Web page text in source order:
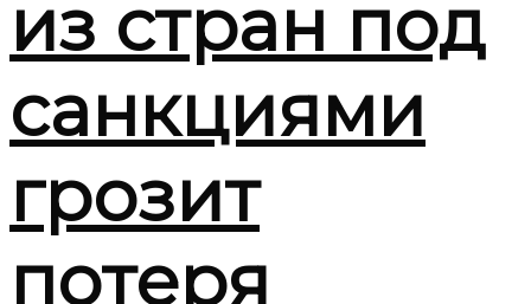
из стран под
санкциями
грозит
потеря